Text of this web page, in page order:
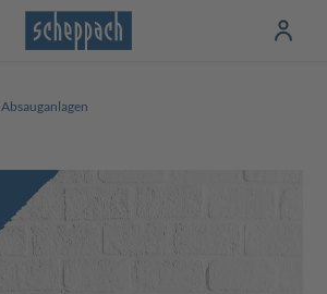
Absauganlagen